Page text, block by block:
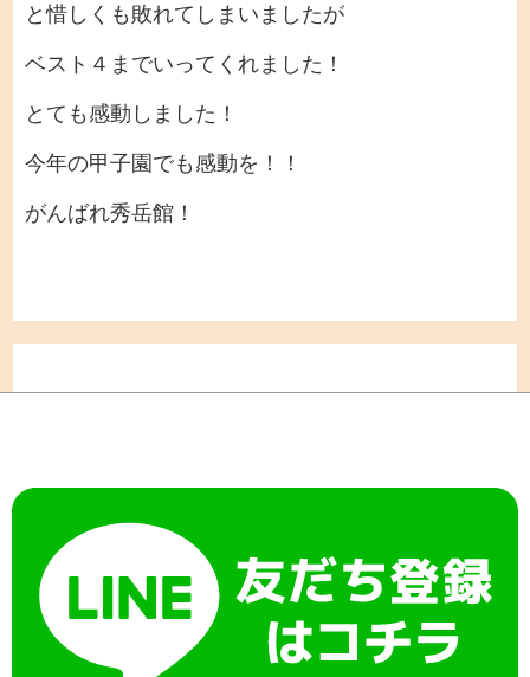
と惜しくも敗れてしまいましたが
ベスト４までいってくれました！
とても感動しました！
今年の甲子園でも感動を！！
がんばれ秀岳館！